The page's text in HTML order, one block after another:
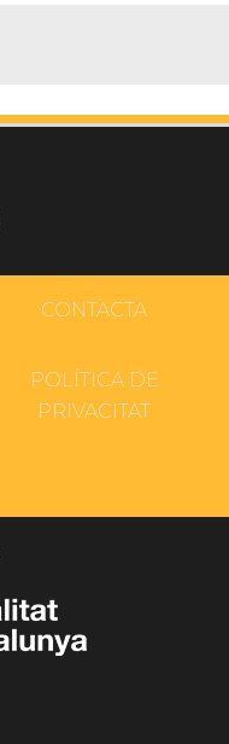
CONTACTA
POLÍTICA DE
PRIVACITAT